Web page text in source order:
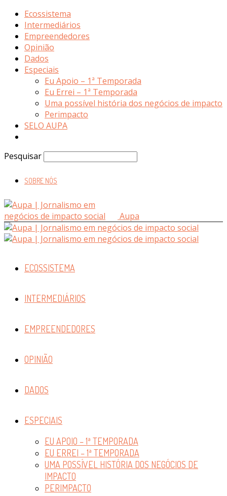
Ecossistema
Intermediários
Empreendedores
Opinião
Dados
Especiais
Eu Apoio – 1ª Temporada
Eu Errei – 1ª Temporada
Uma possível história dos negócios de impacto
Perimpacto
SELO AUPA
Pesquisar
SOBRE NÓS
Aupa
ECOSSISTEMA
INTERMEDIÁRIOS
EMPREENDEDORES
OPINIÃO
DADOS
ESPECIAIS
EU APOIO – 1ª TEMPORADA
EU ERREI – 1ª TEMPORADA
UMA POSSÍVEL HISTÓRIA DOS NEGÓCIOS DE
IMPACTO
PERIMPACTO